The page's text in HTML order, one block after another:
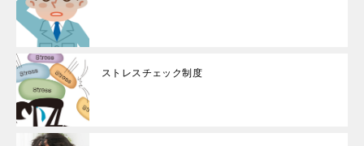
ストレスチェック制度